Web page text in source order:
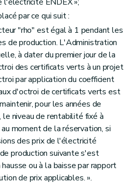
par ce qui suit :
"rho" est égal à 1 pendant les
de production. L'Administration
à dater du premier jour de la
des certificats verts à un projet
par application du coefficient
d'octroi de certificats verts est
pour les années de
niveau de rentabilité fixé à
moment de la réservation, si
des prix de l'électricité
production suivante s'est
ou à la baisse par rapport
de prix applicables. ».